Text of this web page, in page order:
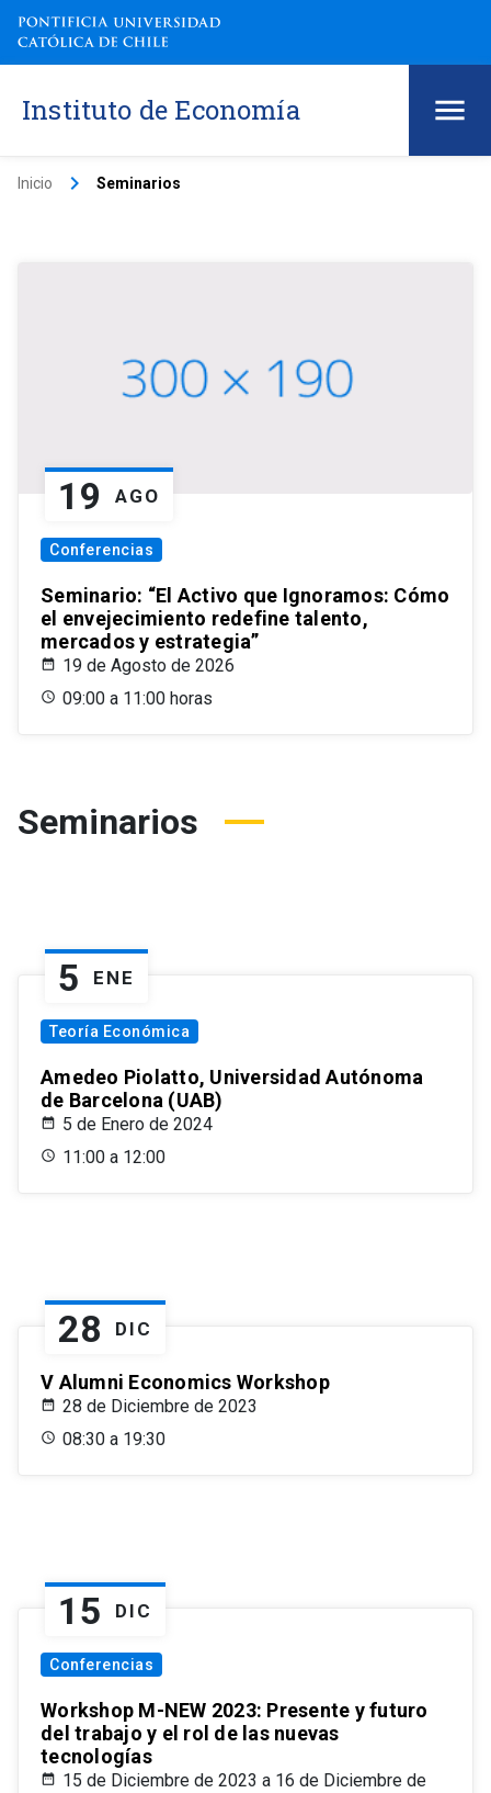
Instituto de Economía
Inicio keyboard_arrow_right Seminarios
19 AGO
Conferencias
Seminario: “El Activo que Ignoramos: Cómo
el envejecimiento redefine talento,
mercados y estrategia”
19 de Agosto de 2026
09:00 a 11:00 horas
Seminarios
5 ENE
Teoría Económica
Amedeo Piolatto, Universidad Autónoma
de Barcelona (UAB)
5 de Enero de 2024
11:00 a 12:00
28 DIC
V Alumni Economics Workshop
28 de Diciembre de 2023
08:30 a 19:30
15 DIC
Conferencias
Workshop M-NEW 2023: Presente y futuro
del trabajo y el rol de las nuevas
tecnologías
15 de Diciembre de 2023 a 16 de Diciembre de